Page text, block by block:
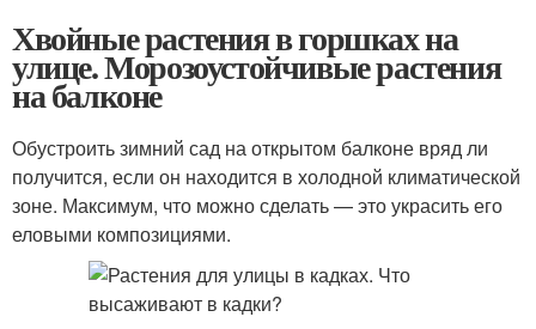
Хвойные растения в горшках на
улице. Морозоустойчивые растения
на балконе
Обустроить зимний сад на открытом балконе вряд ли
получится, если он находится в холодной климатической
зоне. Максимум, что можно сделать — это украсить его
еловыми композициями.